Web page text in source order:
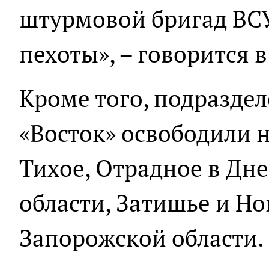
штурмовой бригад
пехоты», – говорится
Кроме того,
«Восток» освободили
Тихое, Отрадное в
области, Затишье и
Запорожской области.